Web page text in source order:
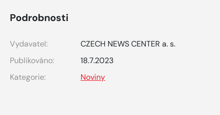
Podrobnosti
Vydavatel:
CZECH NEWS CENTER a. s.
Publikováno:
18.7.2023
Kategorie:
Noviny